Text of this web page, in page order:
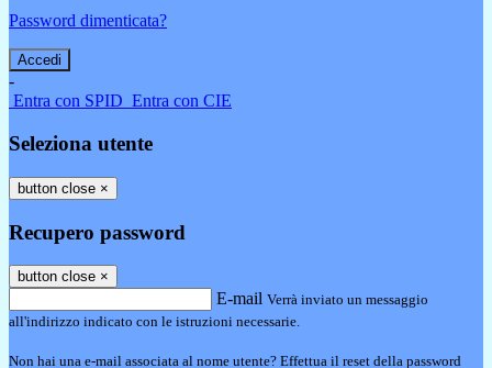
Password dimenticata?
-
Entra con SPID Entra con CIE
Seleziona utente
button close ×
Recupero password
button close ×
E-mail Verrà inviato un messaggio
all'indirizzo indicato con le istruzioni necessarie.
Non hai una e-mail associata al nome utente? Effettua il reset della password